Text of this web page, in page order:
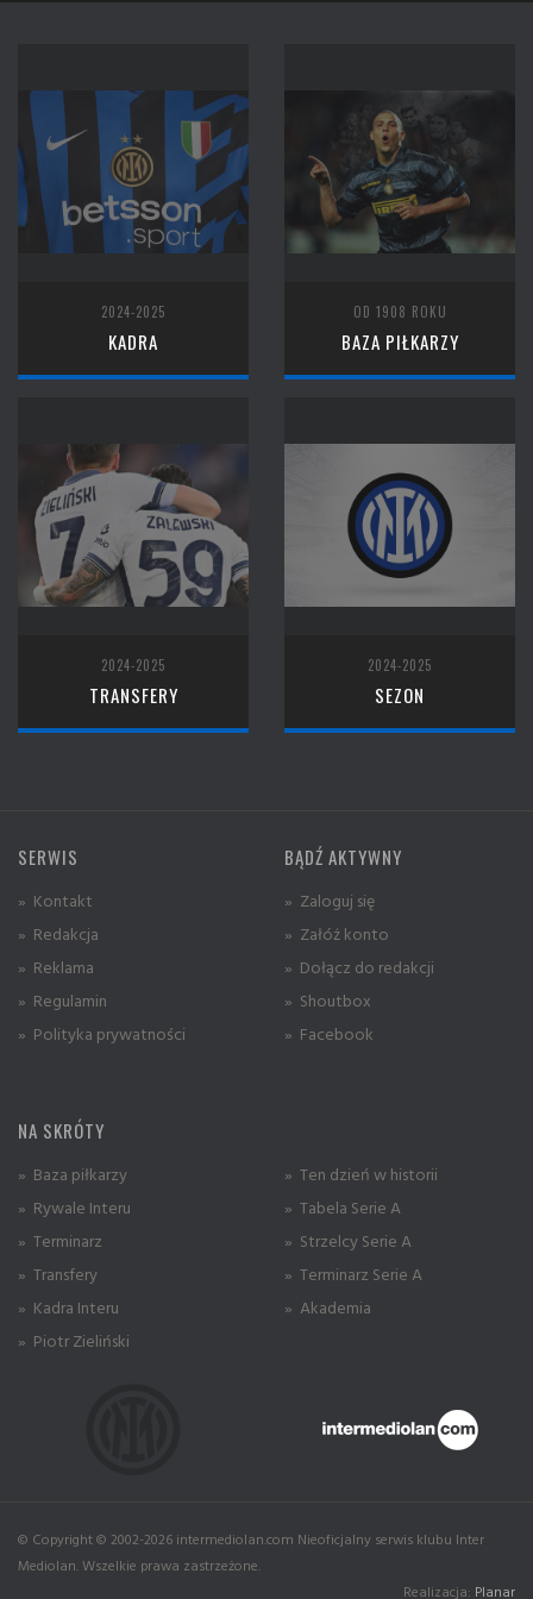
2024-2025
KADRA
OD 1908 ROKU
BAZA PIŁKARZY
2024-2025
TRANSFERY
2024-2025
SEZON
SERWIS
» Kontakt
» Redakcja
» Reklama
» Regulamin
» Polityka prywatności
BĄDŹ AKTYWNY
» Zaloguj się
» Załóż konto
» Dołącz do redakcji
» Shoutbox
» Facebook
NA SKRÓTY
» Baza piłkarzy
» Rywale Interu
» Terminarz
» Transfery
» Kadra Interu
» Piotr Zieliński
» Ten dzień w historii
» Tabela Serie A
» Strzelcy Serie A
» Terminarz Serie A
» Akademia
© Copyright © 2002-2026 intermediolan.com Nieoficjalny serwis klubu Inter
Mediolan. Wszelkie prawa zastrzeżone.
Realizacja: Planar